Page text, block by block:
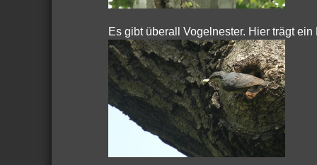
Es gibt überall Vogelnester. Hier trägt